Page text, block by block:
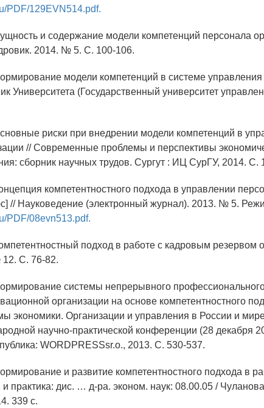
PDF/129EVN514.pdf.
и содержание модели компетенций персонала
2014. № 5. С. 100-106.
модели компетенций в системе управления
Университета (Государственный университет
риски при внедрении модели компетенций в
// Современные проблемы и перспективы
сборник научных трудов. Сургут : ИЦ СурГУ, 2014. С.
компетентностного подхода в управлении
// Науковедение (электронный журнал). 2013. № 5.
PDF/08evn513.pdf.
подход в работе с кадровым резервом
С. 76-82.
системы непрерывного
организации на основе компетентностного
экономики. Организации и управления в России и
научно-практической конференции (28 декабря
WORDPRESSsr.o., 2013. С. 530-537.
и развитие компетентностного подхода в
практика: дис. … д-ра. эконом. наук: 08.00.05 /
339 с.